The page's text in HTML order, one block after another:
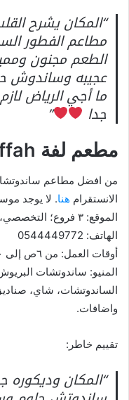
“المكان يشرح
مطاعم الفطور
الطعم مجنون
ما أجي الرياض
جدا ”
مطعم لفة Laffah
من افضل مطاعم
الانستقرام هنا. لا يوجد
الموقع: ٣ فروع؛ التخصصي، النخيل، الندى
الهاتف: 0544449772
أوقات العمل: من ٦ص إلى ٤:٣٠م
المنيو: ساندوتشات
الساندوتشات، شاي،
واضافات.
تقييم خاطر:
“المكان وديكوره